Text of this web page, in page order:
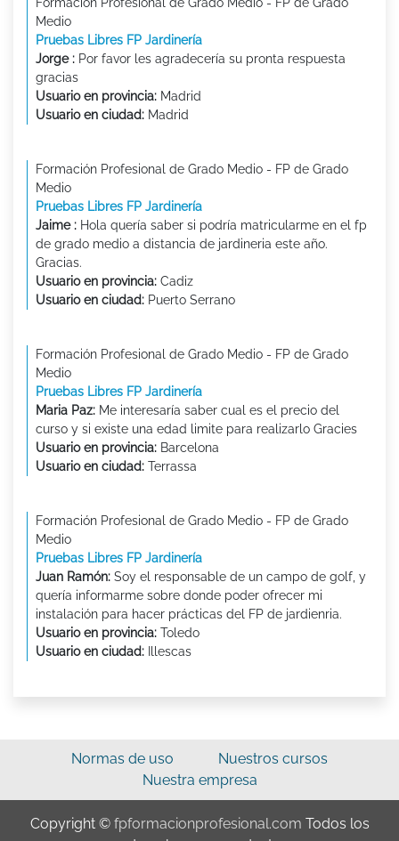
Medio
Pruebas Libres FP Jardinería
Jorge : Por favor les agradecería su pronta respuesta
gracias
Usuario en provincia: Madrid
Usuario en ciudad: Madrid
Formación Profesional de Grado Medio - FP de Grado
Medio
Pruebas Libres FP Jardinería
Jaime : Hola quería saber si podría matricularme en el fp
de grado medio a distancia de jardineria este año.
Gracias.
Usuario en provincia: Cadiz
Usuario en ciudad: Puerto Serrano
Formación Profesional de Grado Medio - FP de Grado
Medio
Pruebas Libres FP Jardinería
Maria Paz: Me interesaría saber cual es el precio del
curso y si existe una edad limite para realizarlo Gracies
Usuario en provincia: Barcelona
Usuario en ciudad: Terrassa
Formación Profesional de Grado Medio - FP de Grado
Medio
Pruebas Libres FP Jardinería
Juan Ramón: Soy el responsable de un campo de golf, y
quería informarme sobre donde poder ofrecer mi
instalación para hacer prácticas del FP de jardienria.
Usuario en provincia: Toledo
Usuario en ciudad: Illescas
Normas de uso
Nuestros cursos
Nuestra empresa
Copyright © fpformacionprofesional.com Todos los